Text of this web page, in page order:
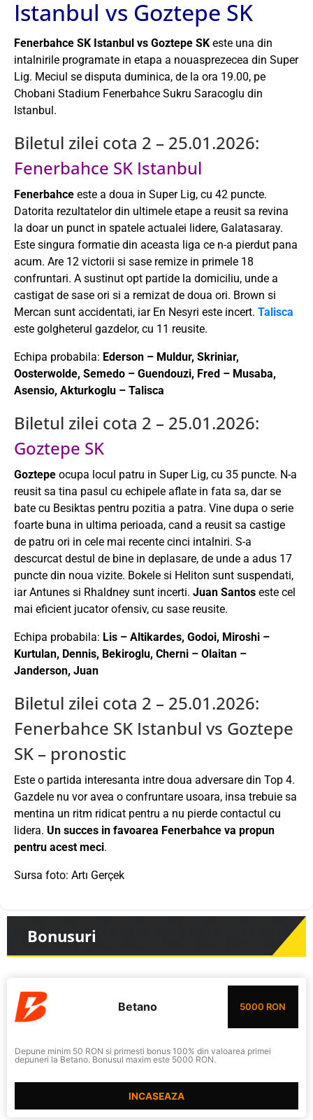
Istanbul vs Goztepe SK
Fenerbahce SK Istanbul vs Goztepe SK este una din
intalnirile programate in etapa a nouasprezecea din Super
Lig. Meciul se disputa duminica, de la ora 19.00, pe
Chobani Stadium Fenerbahce Sukru Saracoglu din
Istanbul.
Biletul zilei cota 2 – 25.01.2026:
Fenerbahce SK Istanbul
Fenerbahce este a doua in Super Lig, cu 42 puncte.
Datorita rezultatelor din ultimele etape a reusit sa revina
la doar un punct in spatele actualei lidere, Galatasaray.
Este singura formatie din aceasta liga ce n-a pierdut pana
acum. Are 12 victorii si sase remize in primele 18
confruntari. A sustinut opt partide la domiciliu, unde a
castigat de sase ori si a remizat de doua ori. Brown si
Mercan sunt accidentati, iar En Nesyri este incert. Talisca
este golgheterul gazdelor, cu 11 reusite.
Echipa probabila: Ederson – Muldur, Skriniar,
Oosterwolde, Semedo – Guendouzi, Fred – Musaba,
Asensio, Akturkoglu – Talisca
Biletul zilei cota 2 – 25.01.2026:
Goztepe SK
Goztepe ocupa locul patru in Super Lig, cu 35 puncte. N-a
reusit sa tina pasul cu echipele aflate in fata sa, dar se
bate cu Besiktas pentru pozitia a patra. Vine dupa o serie
foarte buna in ultima perioada, cand a reusit sa castige
de patru ori in cele mai recente cinci intalniri. S-a
descurcat destul de bine in deplasare, de unde a adus 17
puncte din noua vizite. Bokele si Heliton sunt suspendati,
iar Antunes si Rhaldney sunt incerti. Juan Santos este cel
mai eficient jucator ofensiv, cu sase reusite.
Echipa probabila: Lis – Altikardes, Godoi, Miroshi –
Kurtulan, Dennis, Bekiroglu, Cherni – Olaitan –
Janderson, Juan
Biletul zilei cota 2 – 25.01.2026:
Fenerbahce SK Istanbul vs Goztepe
SK – pronostic
Este o partida interesanta intre doua adversare din Top 4.
Gazdele nu vor avea o confruntare usoara, insa trebuie sa
mentina un ritm ridicat pentru a nu pierde contactul cu
lidera. Un succes in favoarea Fenerbahce va propun
pentru acest meci.
Sursa foto: Artı Gerçek
Bonusuri
Betano 5000 RON
Depune minim 50 RON si primesti bonus 100% din valoarea primei
depuneri la Betano. Bonusul maxim este 5000 RON.
INCASEAZA